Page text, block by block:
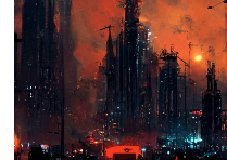
Těhotenské
oblečení